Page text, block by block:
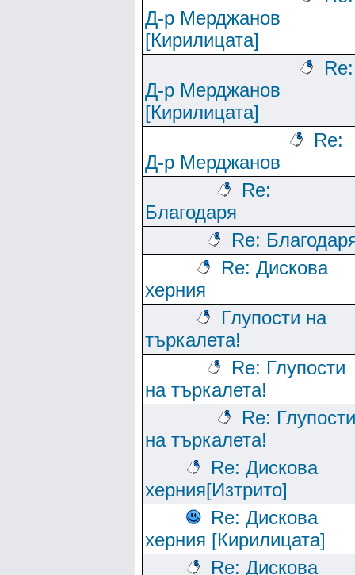
Д-р Мерджанов
[Кирилицата]
Re:
Д-р Мерджанов
[Кирилицата]
Re:
Д-р Мерджанов
Re:
Благодаря
Re:
Re: Дискова
херния
Глупости на
търкалета!
Re: Глупости
на търкалета!
Re: Глупости
на търкалета!
Re: Дискова
херния[Изтрито]
Re: Дискова
херния [Кирилицата]
Re: Дискова